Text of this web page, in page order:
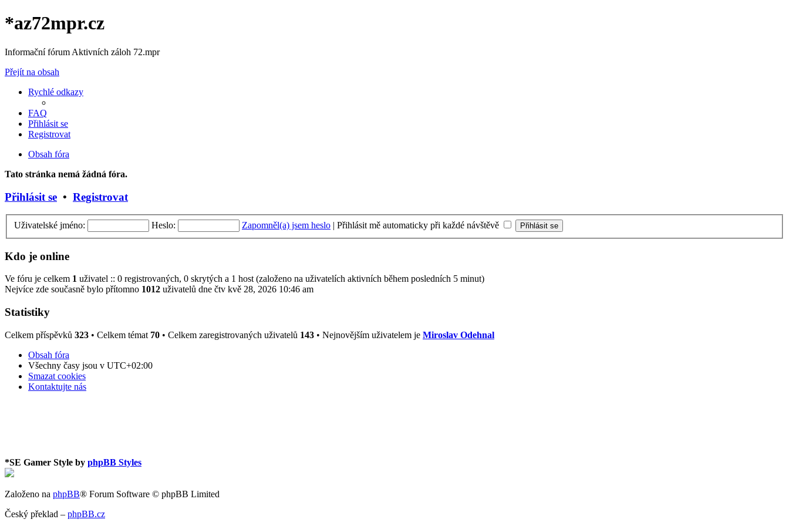
*az72mpr.cz
Informační fórum Aktivních záloh 72.mpr
Přejít na obsah
Rychlé odkazy
FAQ
Přihlásit se
Registrovat
Obsah fóra
Tato stránka nemá žádná fóra.
Přihlásit se • Registrovat
Uživatelské jméno: Heslo: Zapomněl(a) jsem heslo | Přihlásit mě automaticky při každé návštěvě
Kdo je online
Ve fóru je celkem 1 uživatel :: 0 registrovaných, 0 skrytých a 1 host (založeno na uživatelích aktivních během posledních 5 minut)
Nejvíce zde současně bylo přítomno 1012 uživatelů dne čtv kvě 28, 2026 10:46 am
Statistiky
Celkem příspěvků 323 • Celkem témat 70 • Celkem zaregistrovaných uživatelů 143 • Nejnovějším uživatelem je Miroslav Odehnal
Obsah fóra
Všechny časy jsou v UTC+02:00
Smazat cookies
Kontaktujte nás
*SE Gamer Style by phpBB Styles
Založeno na phpBB® Forum Software © phpBB Limited
Český překlad – phpBB.cz